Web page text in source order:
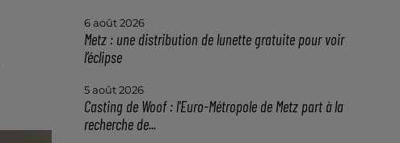
6 août 2026
Metz : une distribution de lunette gratuite pour voir
l’éclipse
5 août 2026
Casting de Woof : l'Euro-Métropole de Metz part à la
recherche de...